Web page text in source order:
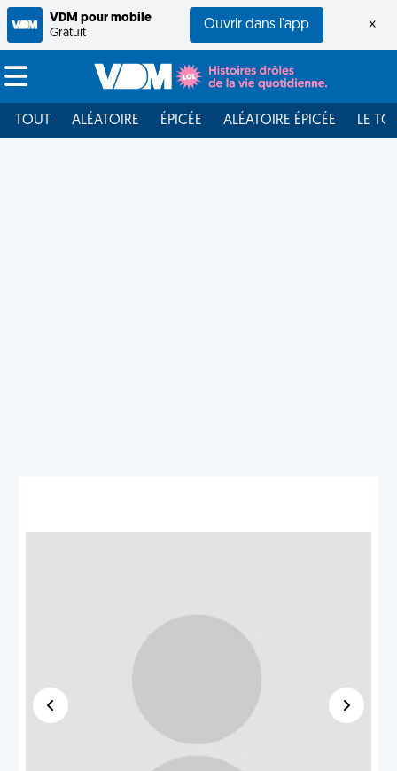
VDM pour mobile
Gratuit
Ouvrir dans l'app ×
TOUT ALÉATOIRE ÉPICÉE ALÉATOIRE ÉPICÉE LE